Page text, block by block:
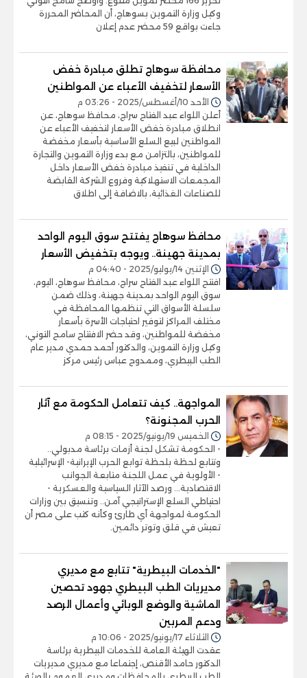
وكيل وزارة التموين بسوهاج، أن المحاضر المحررة
جاءت بواقع 59 محضر عدم إعلان
محافظة سوهاج تطلق مبادرة خفض
الأسعار لتخفيف الأعباء عن المواطنين
الأحد 10/أغسطس/2025 - 03:26 م
أعلن اللواء عبد الفتاح سراج، محافظ سوهاج، عن
انطلاق مبادرة خفض الأسعار لتخفيف الأعباء عن
المواطنين لبيع السلع الأساسية بأسعار مخفضة
للمواطنين، بالتزامن مع بدء وزارة التموين والتجارة
الداخلية في تنفيذ مبادرة خفض الأسعار داخل
المجمعات الاستهلاكية وفروع الشركة القابضة
للصناعات الغذائية، بالاضافة إلى اطلاق
محافظ سوهاج يفتتح سوق اليوم الواحد
بمدينة جهينة.. ويوجه بتخفيض الأسعار
الإثنين 14/يوليو/2025 - 04:40 م
افتتح اللواء عبد الفتاح سراج، محافظ سوهاج، اليوم،
سوق اليوم الواحد بمدينة جهينة، وذلك ضمن
سلسلة الأسواق التي تنظمها المحافظة في
مختلف المراكز لتوفير احتياجات الأسرة بأسعار
مخفضة للمواطنين، وقد حضر الافتتاح سامح التوني،
وكيل وزارة التموين، والدكتور أحمد حمدي مدير عام
الطب البيطري، وممدوح عباس رئيس مركز
المواجهة.. كيف تتعامل الحكومة مع آثار
الحرب المجنونة؟
الخميس 19/يونيو/2025 - 08:15 م
- الحكومة تشكل لجنة أزمات برئاسة مدبولي..
وتتابع لحظة بلحظة توابع الحرب الإيرانية- الإسرائيلية
- الأولوية في عمل اللجنة متابعة الجوانب
الاقتصادية... ورصد الآثار السياسية والعسكرية -
احتياطي السلع الإستراتيجي آمن.. وتنسيق بين وزارات
الحكومة لمواجهة أي طارئ وكأنه كتب على مصر أن
تعيش في قلق وتوتر دائمين.
"الخدمات البيطرية" تتابع مع مديري
مديريات الطب البيطري جهود تحصين
الماشية والوضع الوبائي وأعمال الرصد
ودعم المربين
الثلاثاء 17/يونيو/2025 - 10:06 م
عقدت الهيئة العامة للخدمات البيطرية برئاسة
الدكتور حامد الأقنص، إجتماعا مع مديري مديريات